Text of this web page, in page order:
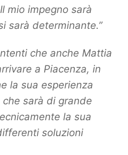
mio impegno sarà
sarà determinante.”
che anche Mattia
a Piacenza, in
la sua esperienza
sarà di grande
la sua
soluzioni